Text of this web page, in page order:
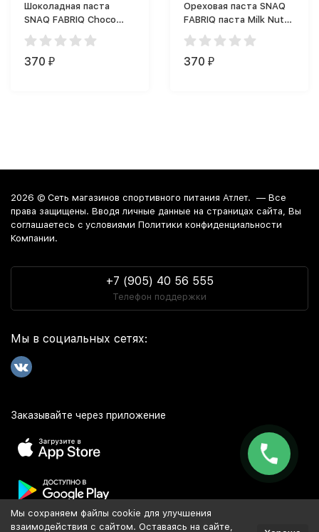
Шоколадная паста
SNAQ FABRIQ Choco
Nuts (250 г)
370 ₽
Ореховая паста SNAQ
FABRIQ паста Milk Nuts
(250 г)
370 ₽
2026 © Сеть магазинов спортивного питания Атлет. — Все
права защищены. Вводя личные данные на страницах сайта, Вы
соглашаетесь c условиями Политики конфиденциальности
Компании.
+7 (905) 40 56 555
Телефон поддержки
Мы в социальных сетях:
Заказывайте через приложение
Популярное
Мы сохраняем файлы cookie для улучшения
взаимодействия с сайтом. Оставаясь на сайте,